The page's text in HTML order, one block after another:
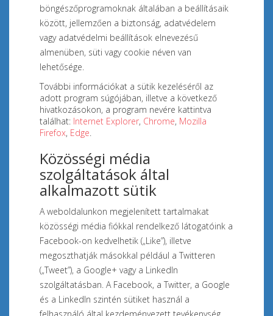
böngészőprogramoknak általában a beállításaik
között, jellemzően a biztonság, adatvédelem
vagy adatvédelmi beállítások elnevezésű
almenüben, süti vagy cookie néven van
lehetősége.
További információkat a sütik kezeléséről az
adott program súgójában, illetve a következő
hivatkozásokon, a program nevére kattintva
találhat: Internet Explorer, Chrome, Mozilla
Firefox, Edge
Közösségi média
szolgáltatások által
alkalmazott sütik
A weboldalunkon megjelenített tartalmakat
közösségi média fiókkal rendelkező látogatóink a
Facebook-on kedvelhetik („Like”), illetve
megoszthatják másokkal például a Twitteren
(„Tweet”), a Google+ vagy a LinkedIn
szolgáltatásban. A Facebook, a Twitter, a Google
és a LinkedIn szintén sütiket használ a
felhasználó által kezdeményezett tevékenység